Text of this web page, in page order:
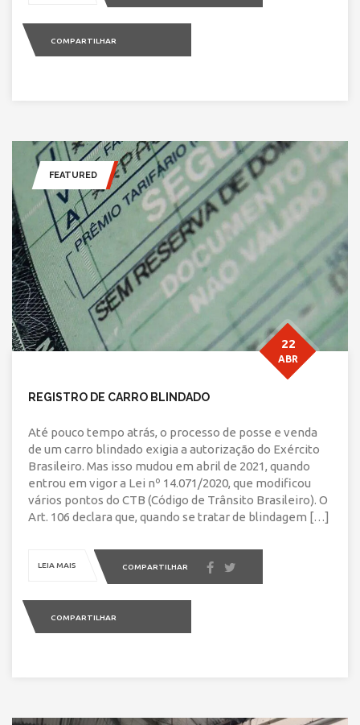
COMPARTILHAR
FEATURED
REGISTRO DE CARRO BLINDADO
22
ABR
Até pouco tempo atrás, o processo de posse e venda
de um carro blindado exigia a autorização do Exército
Brasileiro. Mas isso mudou em abril de 2021, quando
entrou em vigor a Lei nº 14.071/2020, que modificou
vários pontos do CTB (Código de Trânsito Brasileiro). O
Art. 106 declara que, quando se tratar de blindagem […]
LEIA MAIS COMPARTILHAR
COMPARTILHAR